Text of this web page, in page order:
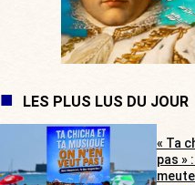
LES PLUS LUS DU JOUR
« Ta
pas »